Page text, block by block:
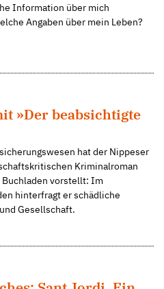
Information über mich
Angaben über mein Leben?
»Der beabsichtigte
hat der Nippeser
Kriminalroman
Buchladen vorstellt: Im
hinterfragt er schädliche
Gesellschaft.